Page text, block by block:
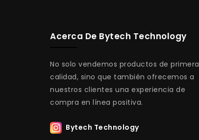
Acerca De Bytech Technology
No solo vendemos productos de primera
calidad, sino que también ofrecemos a
nuestros clientes una experiencia de
compra en línea positiva.
Bytech Technology